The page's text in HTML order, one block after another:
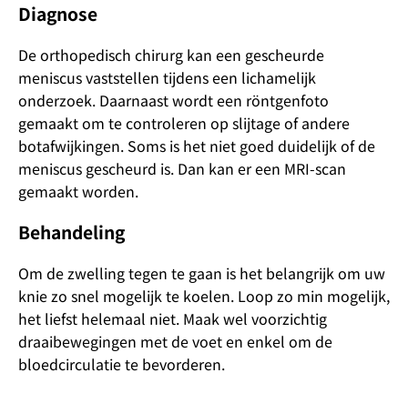
Diagnose
De orthopedisch chirurg kan een gescheurde
meniscus vaststellen tijdens een lichamelijk
onderzoek. Daarnaast wordt een röntgenfoto
gemaakt om te controleren op slijtage of andere
botafwijkingen. Soms is het niet goed duidelijk of de
meniscus gescheurd is. Dan kan er een MRI-scan
gemaakt worden.
Behandeling
Om de zwelling tegen te gaan is het belangrijk om uw
knie zo snel mogelijk te koelen. Loop zo min mogelijk,
het liefst helemaal niet. Maak wel voorzichtig
draaibewegingen met de voet en enkel om de
bloedcirculatie te bevorderen.